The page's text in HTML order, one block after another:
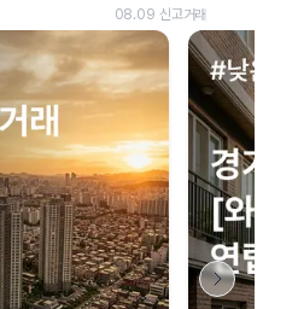
도 연결 안내
지 않아 지도를 불러올 수 없습니다.
드려 죄송합니다.